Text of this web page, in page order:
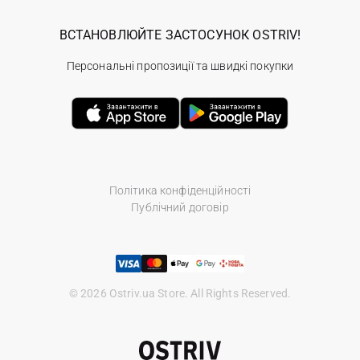
Політика конфіденційності
Публічний договір
© 2026 Ostriv.ua Store. All Rights Reserved.
ВСТАНОВЛЮЙТЕ ЗАСТОСУНОК OSTRIV!
Персональні пропозиції та швидкі покупки